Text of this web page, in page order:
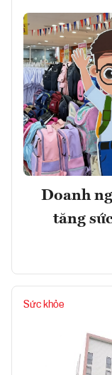
Doanh
tăng
Sức khỏe